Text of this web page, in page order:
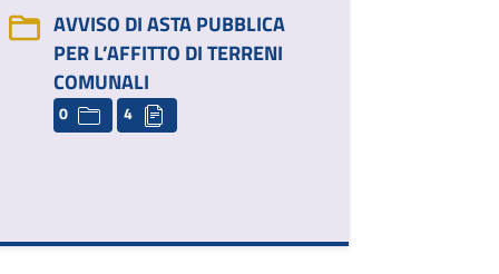
AVVISO DI ASTA PUBBLICA
PER L’AFFITTO DI TERRENI
COMUNALI
0 4